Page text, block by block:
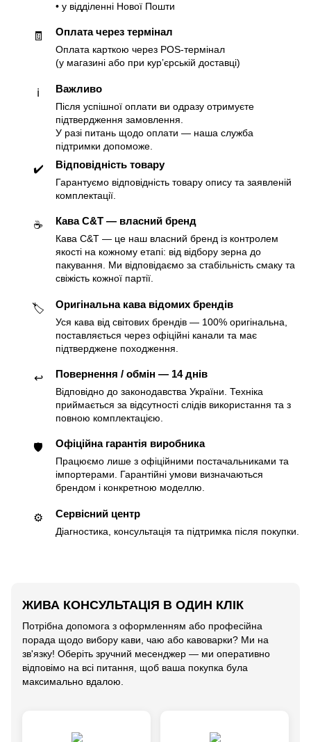
• у відділенні Нової Пошти
🧾 Оплата через термінал
Оплата карткою через POS-термінал
(у магазині або при курʼєрській доставці)
ℹ️ Важливо
Після успішної оплати ви одразу отримуєте
підтвердження замовлення.
У разі питань щодо оплати — наша служба
підтримки допоможе.
✔️ Відповідність товару
Гарантуємо відповідність товару опису та заявленій
комплектації.
☕️ Кава C&T — власний бренд
Кава C&T — це наш власний бренд із контролем
якості на кожному етапі: від відбору зерна до
пакування. Ми відповідаємо за стабільність смаку та
свіжість кожної партії.
🏷 Оригінальна кава відомих брендів
Уся кава від світових брендів — 100% оригінальна,
поставляється через офіційні канали та має
підтверджене походження.
↩️ Повернення / обмін — 14 днів
Відповідно до законодавства України. Техніка
приймається за відсутності слідів використання та з
повною комплектацією.
🛡 Офіційна гарантія виробника
Працюємо лише з офіційними постачальниками та
імпортерами. Гарантійні умови визначаються
брендом і конкретною моделлю.
⚙️ Сервісний центр
Діагностика, консультація та підтримка після покупки.
ЖИВА КОНСУЛЬТАЦІЯ В ОДИН КЛІК
Потрібна допомога з оформленням або професійна
порада щодо вибору кави, чаю або кавоварки? Ми на
зв'язку! Оберіть зручний месенджер — ми оперативно
відповімо на всі питання, щоб ваша покупка була
максимально вдалою.